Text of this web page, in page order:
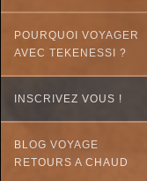
POURQUOI VOYAGER
AVEC TEKENESSI ?
INSCRIVEZ VOUS !
BLOG VOYAGE
RETOURS A CHAUD